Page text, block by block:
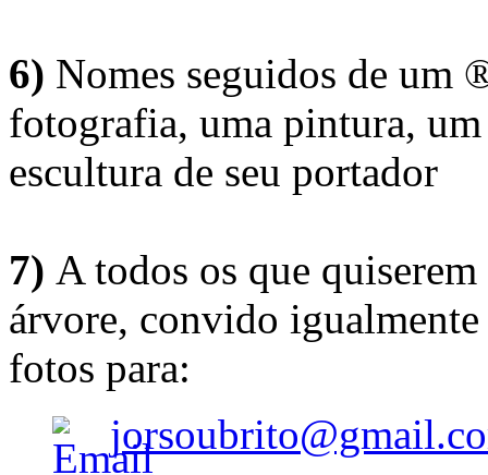
6) Nomes seguidos de um
fotografia, uma pintura,
escultura de seu portador
7) A todos os que
árvore, convido
fotos para: